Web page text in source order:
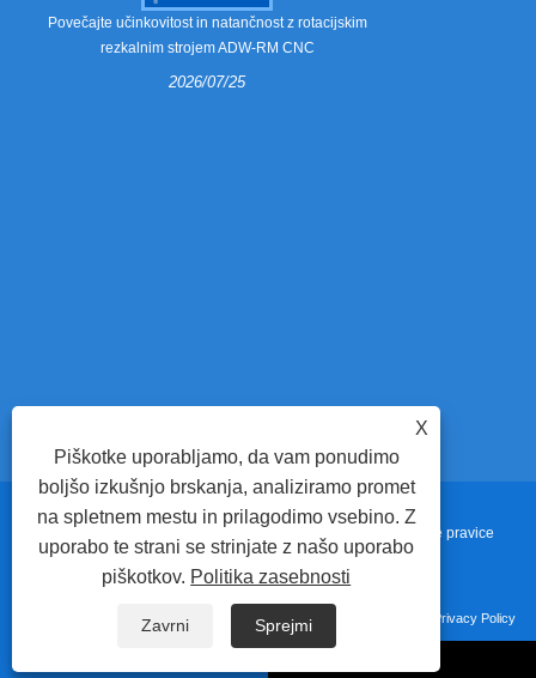
Povečajte učinkovitost in natančnost z rotacijskim
rezkalnim strojem ADW-RM CNC
2026/07/25
Copyright © 2022 Adewo Automation Equipment Co., Ltd. Vse pravice
pridržane.
Povezave Sitemap RSS Privacy Policy
X
Piškotke uporabljamo, da vam ponudimo
boljšo izkušnjo brskanja, analiziramo promet
na spletnem mestu in prilagodimo vsebino. Z
uporabo te strani se strinjate z našo uporabo
piškotkov. Politika zasebnosti
Zavrni Sprejmi